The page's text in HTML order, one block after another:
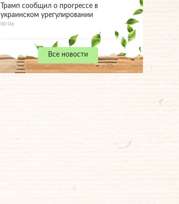
Трамп сообщил о прогрессе в
украинском урегулировании
00:06
Все новости